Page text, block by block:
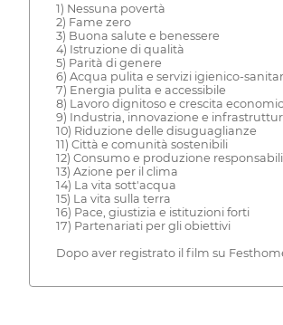
1) Nessuna povertà
2) Fame zero
3) Buona salute e benessere
4) Istruzione di qualità
5) Parità di genere
6) Acqua pulita e servizi igienico-
7) Energia pulita e accessibile
8) Lavoro dignitoso e crescita
9) Industria, innovazione e
10) Riduzione delle disuguaglianze
11) Città e comunità sostenibili
12) Consumo e produzione responsabili
13) Azione per il clima
14) La vita sott'acqua
15) La vita sulla terra
16) Pace, giustizia e istituzioni forti
17) Partenariati per gli obiettivi
Dopo aver registrato il film su